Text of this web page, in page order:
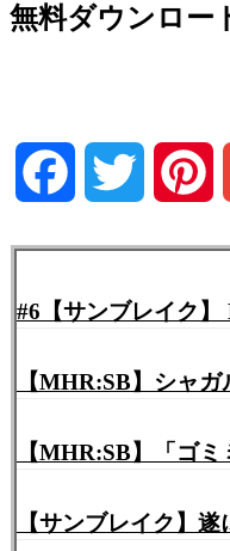
無料ダウンロー
Facebook Twitter
【MHR:SB】シャ
【MHR:SB】「ゴ
【サンブレイク】